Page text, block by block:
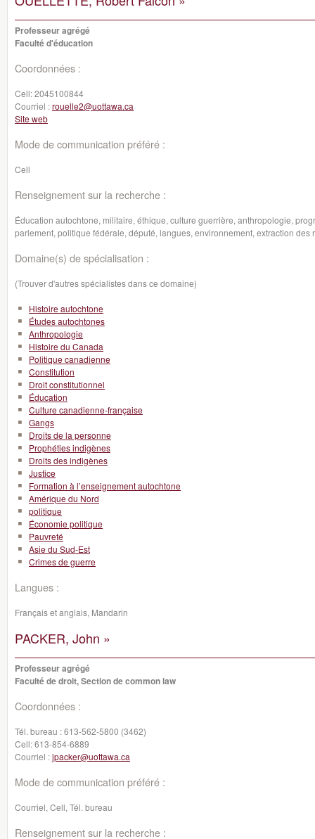
Professeur agrégé
Faculté d'éducation
Coordonnées :
Cell:2045100844
Courriel :rouelle2@uottawa.ca
Site web
Mode de communication préféré :
Cell
Renseignement sur la recherche :
Éducation autochtone, militaire, éthique, culture guerrière, anthropologie,
parlement, politique fédérale, député, langues, environnement, extraction des
Domaine(s) de spécialisation :
(Trouver d'autres spécialistes dans ce domaine)
Histoire autochtone
Études autochtones
Anthropologie
Histoire du Canada
Politique canadienne
Constitution
Droit constitutionnel
Éducation
Culture canadienne-française
Gangs
Droits de la personne
Prophéties indigènes
Droits des indigènes
Justice
Formation à l’enseignement autochtone
Amérique du Nord
politique
Économie politique
Pauvreté
Asie du Sud-Est
Crimes de guerre
Langues :
Français et anglais, Mandarin
PACKER, John »
Professeur agrégé
Faculté de droit, Section de common law
Coordonnées :
Tél. bureau :613-562-5800 (3462)
Cell:613-854-6889
Courriel :jpacker@uottawa.ca
Mode de communication préféré :
Courriel, Cell, Tél. bureau
Renseignement sur la recherche :